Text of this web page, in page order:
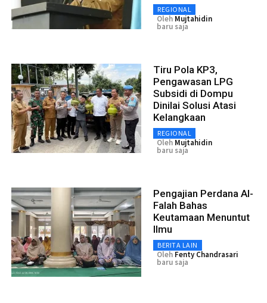
REGIONAL
Oleh Mujtahidin
baru saja
Tiru Pola KP3,
Pengawasan LPG
Subsidi di Dompu
Dinilai Solusi Atasi
Kelangkaan
REGIONAL
Oleh Mujtahidin
baru saja
Pengajian Perdana Al-
Falah Bahas
Keutamaan Menuntut
Ilmu
BERITA LAIN
Oleh Fenty Chandrasari
baru saja